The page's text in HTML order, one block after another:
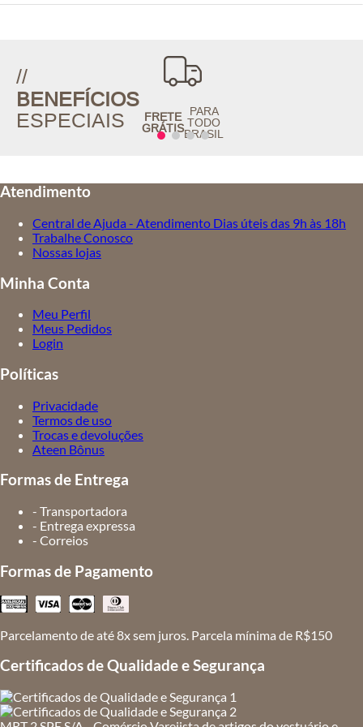
//
BENEFÍCIOS
ESPECIAIS
FRETE
GRÁTIS
PARA
TODO
BRASIL
Atendimento
Central de Ajuda - Atendimento Dias úteis das 9h às 18h
Trabalhe Conosco
Nossas lojas
Minha Conta
Meu Perfil
Meus Pedidos
Login
Políticas
Privacidade
Termos de uso
Trocas e devoluções
Ateen Bônus
Formas de Entrega
- Transportadora
- Entrega expressa
- Correios
Formas de Pagamento
Parcelamento de até 8x sem juros. Parcela mínima de R$150
Certificados de Qualidade e Segurança